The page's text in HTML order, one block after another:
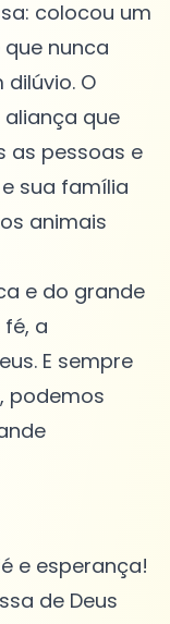
colocou um
nunca
O
que
as pessoas e
sua família
animais
e do grande
a
E sempre
podemos
e esperança!
de Deus